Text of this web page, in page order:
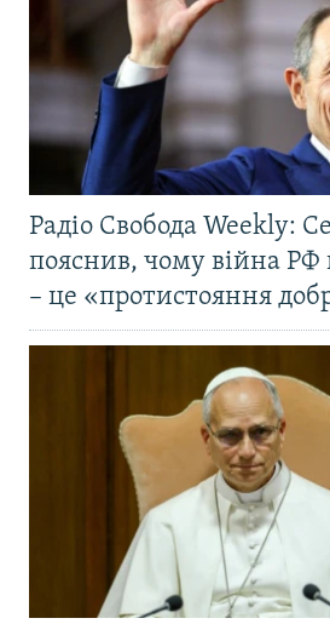
Радіо Свобода Weekly:
пояснив, чому війна РФ
– це «протистояння